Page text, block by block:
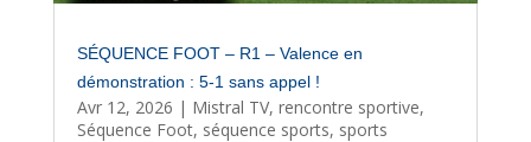
SÉQUENCE FOOT – R1 – Valence en
démonstration : 5-1 sans appel !
Avr 12, 2026 | Mistral TV, rencontre sportive,
Séquence Foot, séquence sports, sports